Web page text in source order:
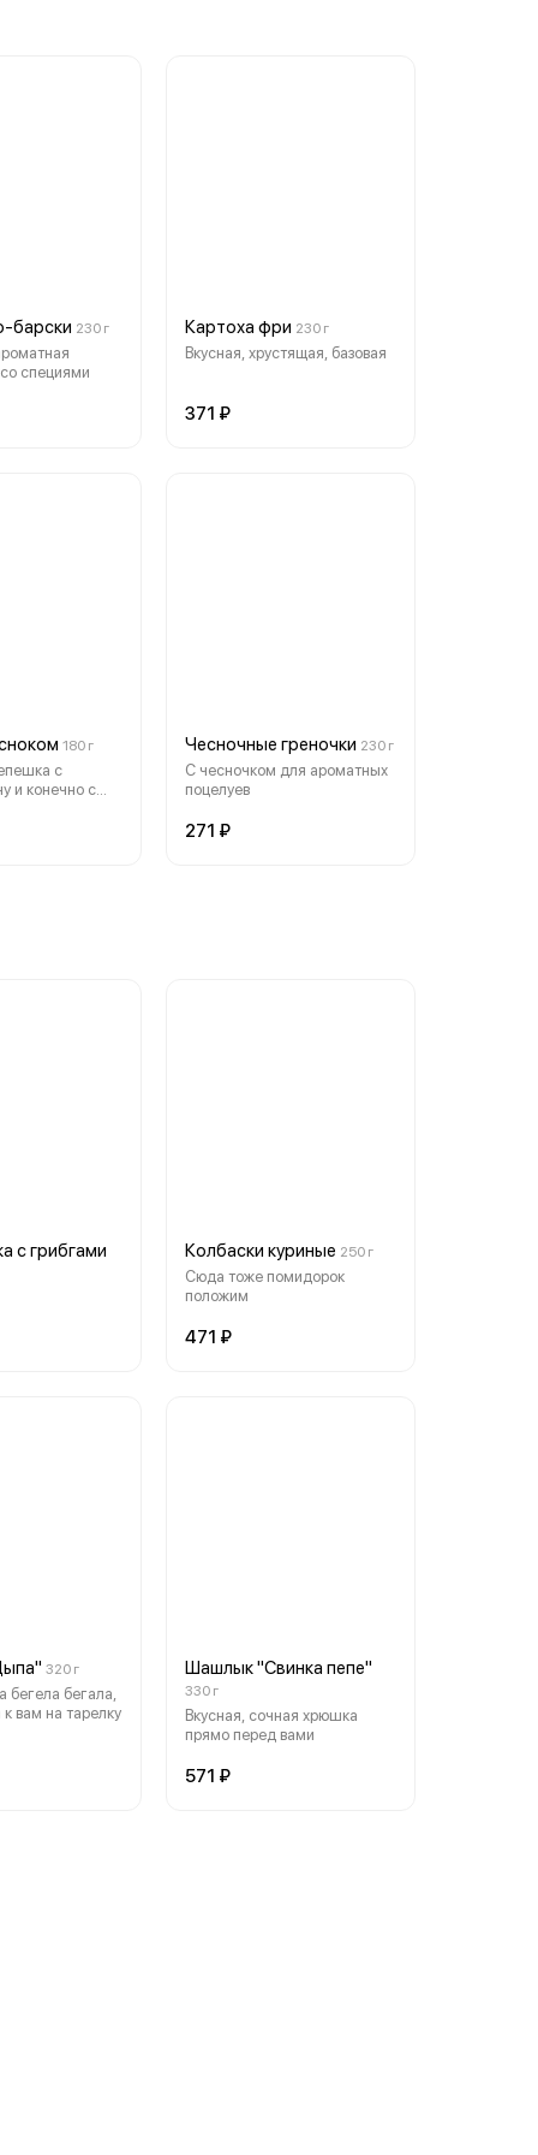
барски 230 г
специями
Картоха фри 230 г
Вкусная, хрустящая, базовая
371 ₽
180 г
с
и конечно с
Чесночные греночки 230 г
С чесночком для ароматных
поцелуев
271 ₽
с грибгами Колбаски куриные 250 г
Сюда тоже помидорок
положим
471 ₽
320 г
бегела бегала,
вам на тарелку
Шашлык "Свинка пепе"
330 г
Вкусная, сочная хрюшка
прямо перед вами
571 ₽